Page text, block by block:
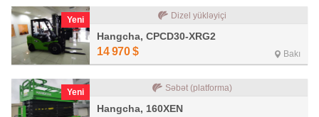
Yeni Dizel yükləyiçi
Hangcha, CPCD30-XRG2
14 970 $ Bakı
Yeni Səbət (platforma)
Hangcha, 160XEN